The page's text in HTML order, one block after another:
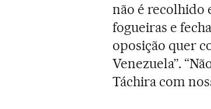
não é recolhido
fogueiras e
oposição quer
Venezuela”.
Táchira com